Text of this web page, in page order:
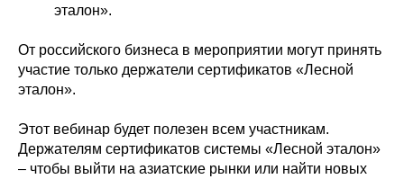
эталон».
От российского бизнеса в мероприятии могут принять
участие только держатели сертификатов «Лесной
эталон».
Этот вебинар будет полезен всем участникам.
Держателям сертификатов системы «Лесной эталон»
– чтобы выйти на азиатские рынки или найти новых